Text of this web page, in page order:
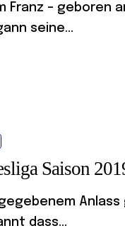
– geboren
seine...
Saison
dass...